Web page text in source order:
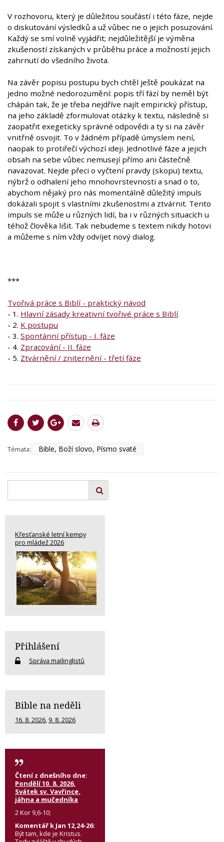
V rozhovoru, který je důležitou součástí i této fáze, nejde
o diskutování výsledků a už vůbec ne o jejich posuzování.
Každý se smí volně vyjádřit; nejdůležitější je výměna
zkušeností získaných v průběhu práce a možností jejich
zahrnutí do všedního života.
Na závěr popisu postupu bych chtěl ještě poukázat na
jedno možné nedorozumění: popis tří fází by neměl být
chápán tak, že je třeba nejdříve najít empirický přístup,
na jeho základě zformulovat otázky k textu, následně si
zaopatřit exegeticky správné odpovědi a ty si na závěr
vnitřně osvojit. To v žádném případě úmyslem není,
naopak to protiřečí výchozí ideji. Jednotlivé fáze a jejich
obsah na sebe vůbec nemusejí přímo ani částečně
navazovat. Nejde přeci o vyčtení pravdy (skopu) textu,
nýbrž o odhalení jeho mnohovrstevnosti a snad o to,
abychom nějaký pro nás momentálně důležitý impuls
dokázali spojit s vlastními zkušenostmi a ztvárnit. Tento
impuls se může u různých lidí, ba i v různých situacích u
téhož člověka lišit. Tak nebudeme s textem nikdy hotovi
a můžeme s ním vždy odvíjet nový dialog.
***
Tvořivá práce s Biblí - praktický návod
- 1. Hlavní zásady kreativní tvořivé práce s Biblí
- 2. K postupu
- 3. Spontánní přístup - I. fáze
- 4. Zpracování - II. fáze
- 5. Ztvárnění / zniternění - třetí fáze
Témata: Bible, Boží slovo, Písmo svaté
Křesťanské letní kempy
pro mládež 2026
Přihlášení
Správa mailinglistů
Bible na neděli
16. 8. 2026, 9. 8. 2026
Čtení z dnešního dne:
Pondělí 10. 8. 2026,
Svátek sv. Vavřince,
jáhna a mučedníka
2 Kor 9,6-10;
Komentář k Jan 12,24-26:
Být tam, kde je Kristus.